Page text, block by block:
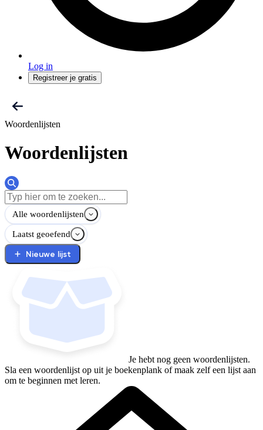
Log in
Registreer je gratis
Woordenlijsten
Woordenlijsten
Alle woordenlijsten
Laatst geoefend
Nieuwe lijst
Je hebt nog geen woordenlijsten.
Sla een woordenlijst op uit je boekenplank of maak zelf een lijst aan
om te beginnen met leren.